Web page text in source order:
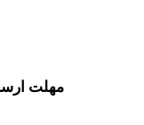
مهلت